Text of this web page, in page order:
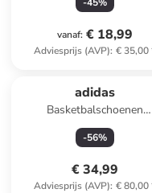
vanaf: € 18,99
Adviesprijs (AVP): € 35,00
adidas
Basketbalschoenen
"Basketball Legends"
-56%
€ 34,99
Adviesprijs (AVP): € 80,00